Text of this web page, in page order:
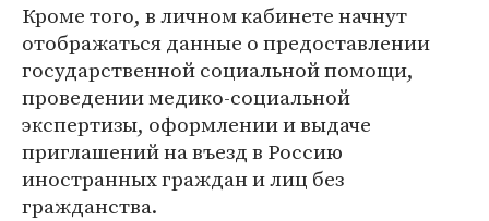
Кроме того, в личном кабинете начнут
отображаться данные о предоставлении
государственной социальной помощи,
проведении медико-социальной
экспертизы, оформлении и выдаче
приглашений на въезд в Россию
иностранных граждан и лиц без
гражданства.